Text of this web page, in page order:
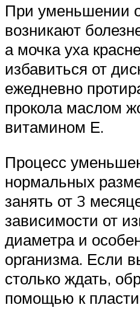
При уменьшении
возникают
а мочка уха
избавиться от
ежедневно
прокола маслом
витамином Е.
Процесс
нормальных
занять от 3
зависимости от
диаметра и
организма. Если
столько ждать,
помощью к